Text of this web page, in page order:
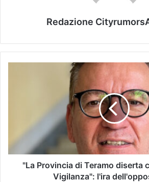
Redazione
"La Provincia di Teramo diserta
Vigilanza": l'ira